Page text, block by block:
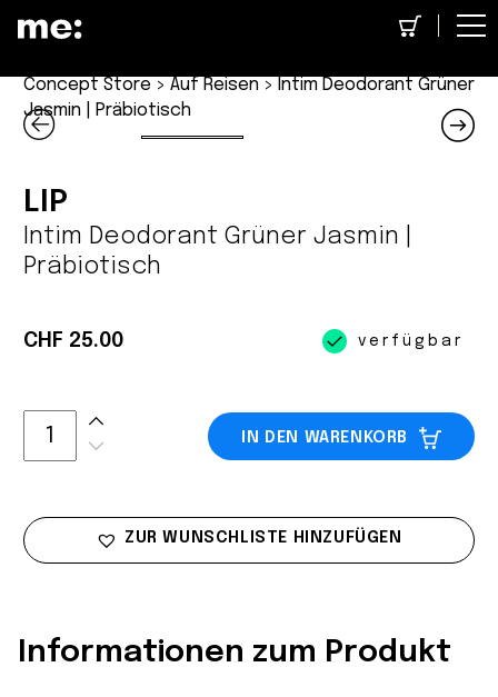
Concept Store > Auf Reisen > Intim Deodorant Grüner
Jasmin | Präbiotisch
LIP
Intim Deodorant Grüner Jasmin |
Präbiotisch
CHF 25.00 verfügbar
IN DEN WARENKORB
ZUR WUNSCHLISTE HINZUFÜGEN
Informationen zum Produkt